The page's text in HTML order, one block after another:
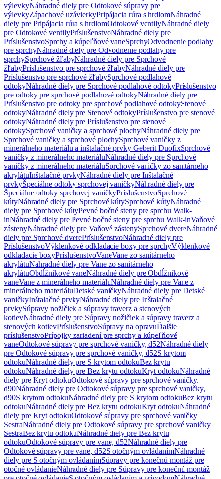
výlevkyNáhradné diely pre Odtokové súpravy pre
výlevkyZápachové uzávierkyPripájacia rúra s hrdlomNáhradné
diely pre Pripájacia rúra s hrdlomOdtokové ventilyNáhradné diely
pre Odtokové ventilyPríslušenstvoNáhradné diely pre
PríslušenstvoSprchy a kúpeľňové vaneSprchyOdvodnenie podlahy
pre sprchyNáhradné diely pre Odvodnenie podlahy pre
sprchySprchové žľabyNáhradné diely pre Sprchové
žľabyPríslušenstvo pre sprchové žľabyNáhradné diely pre
Príslušenstvo pre sprchové žľabySprchové podlahové
odtokyNáhradné diely pre Sprchové podlahové odtokyPríslušenstvo
pre odtoky pre sprchové podlahové odtokyNáhradné diely pre
Príslušenstvo pre odtoky pre sprchové podlahové odtokyStenové
odtokyNáhradné diely pre Stenové odtokyPríslušenstvo pre stenové
odtokyNáhradné diely pre Príslušenstvo pre stenové
odtokySprchové vaničky a sprchové plochyNáhradné diely pre
Sprchové vaničky a sprchové plochySprchové vaničky z
minerálneho materiálu a inštalačné prvky Geberit DuofixSprchové
vaničky z minerálneho materiáluNáhradné diely pre Sprchové
vaničky z minerálneho materiáluSprchové vaničky zo sanitárneho
akrylátuInštalačné prvkyNáhradné diely pre Inštalačné
prvkyŠpeciálne odtoky sprchovej vaničkyNáhradné diely pre
Špeciálne odtoky sprchovej vaničkyPríslušenstvoSprchové
kútyNáhradné diely pre Sprchové kútySprchové kútyNáhradné
diely pre Sprchové kútyPevné bočné steny pre sprchu Walk-
inNáhradné diely pre Pevné bočné steny pre sprchu Walk-inVaňové
zástenyNáhradné diely pre Vaňové zástenySprchové dvereNáhradné
diely pre Sprchové dverePríslušenstvoNáhradné diely pre
PríslušenstvoVýklenkové odkladacie boxy pre sprchyVýklenkové
odkladacie boxyPríslušenstvoVaneVane zo sanitárneho
akrylátuNáhradné diely pre Vane zo sanitárneho
akrylátuObdĺžnikové vaneNáhradné diely pre Obdĺžnikové
vaneVane z minerálneho materiáluNáhradné diely pre Vane z
minerálneho materiáluDetské vaničkyNáhradné diely pre Detské
vaničkyInštalačné prvkyNáhradné diely pre Inštalačné
prvkySúpravy nožičiek a súpravy traverz a stenových
kotievNáhradné diely pre Súpravy nožičiek a súpravy traverz a
stenových kotievPríslušenstvoSúpravy na opravuĎalšie
príslušenstvoPrípojky zariadení pre sprchy a kúpeľňové
vaneOdtokové súpravy pre sprchové vaničky, d52Náhradné diely
pre Odtokové súpravy pre sprchové vaničky, d52S krytom
odtokuNáhradné diely pre S krytom odtokuBez krytu
odtokuNáhradné diely pre Bez krytu odtokuKryt odtokuNáhradné
diely pre Kryt odtokuOdtokové súpravy pre sprchové vaničky,
d90Náhradné diely pre Odtokové súpravy pre sprchové vaničky,
d90S krytom odtokuNáhradné diely pre S krytom odtokuBez krytu
odtokuNáhradné diely pre Bez krytu odtokuKryt odtokuNáhradné
diely pre Kryt odtokuOdtokové súpravy pre sprchové vaničky
SestraNáhradné diely pre Odtokové súpravy pre sprchové vaničky
SestraBez krytu odtokuNáhradné diely pre Bez krytu
odtokuOdtokové súpravy pre vane, d52Náhradné diely pre
Odtokové súpravy pre vane, d52S otočným ovládanímNáhradné
diely pre S otočným ovládanímSúpravy pre konečnú montáž pre
otočné ovládanieNáhradné diely pre Súpravy pre konečnú montáž